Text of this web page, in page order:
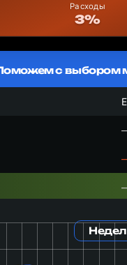
Расходы
3%
с выбором